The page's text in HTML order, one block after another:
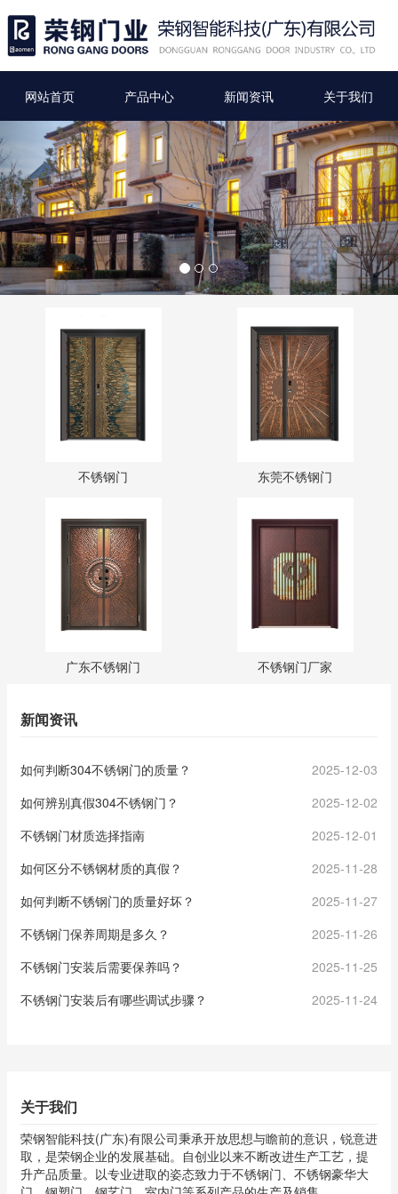
网站首页 产品中心 新闻资讯 关于我们
Previous
不锈钢门 东莞不锈钢门
广东不锈钢门 不锈钢门厂家
新闻资讯
如何判断304不锈钢门的质量？
2025-12-03
如何辨别真假304不锈钢门？
2025-12-02
不锈钢门材质选择指南
2025-12-01
如何区分不锈钢材质的真假？
2025-11-28
如何判断不锈钢门的质量好坏？
2025-11-27
不锈钢门保养周期是多久？
2025-11-26
不锈钢门安装后需要保养吗？
2025-11-25
不锈钢门安装后有哪些调试步骤？
2025-11-24
关于我们
荣钢智能科技(广东)有限公司秉承开放思想与瞻前的意识，锐意进
取，是荣钢企业的发展基础。自创业以来不断改进生产工艺，提
升产品质量。以专业进取的姿态致力于不锈钢门、不锈钢豪华大